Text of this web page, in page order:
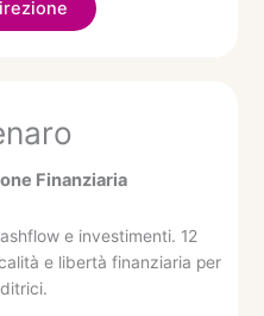
Finanziaria
e investimenti. 12
e libertà finanziaria per